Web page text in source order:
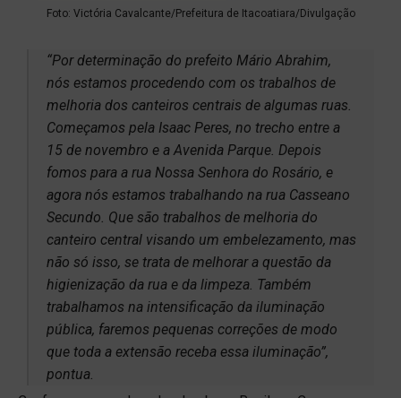
Foto: Victória Cavalcante/Prefeitura de Itacoatiara/Divulgação
“Por determinação do prefeito Mário Abrahim,
nós estamos procedendo com os trabalhos de
melhoria dos canteiros centrais de algumas ruas.
Começamos pela Isaac Peres, no trecho entre a
15 de novembro e a Avenida Parque. Depois
fomos para a rua Nossa Senhora do Rosário, e
agora nós estamos trabalhando na rua Casseano
Secundo. Que são trabalhos de melhoria do
canteiro central visando um embelezamento, mas
não só isso, se trata de melhorar a questão da
higienização da rua e da limpeza. Também
trabalhamos na intensificação da iluminação
pública, faremos pequenas correções de modo
que toda a extensão receba essa iluminação”,
pontua.